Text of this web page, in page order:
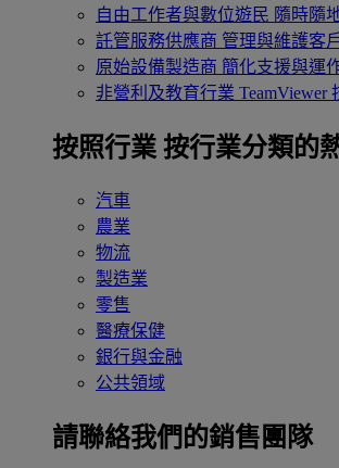
自由工作者與數位遊民 隨時隨
託管服務供應商 管理與維護客
原始設備製造商 簡化支援與運
非營利及教育行業 TeamViewer
按照行業 按行業分類的
汽車
農業
物流
製造業
零售
醫療保健
銀行與金融
公共領域
請聯絡我們的銷售團隊